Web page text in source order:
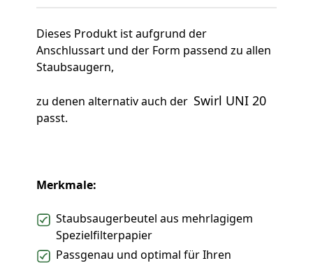
Dieses Produkt ist aufgrund der
Anschlussart und der Form passend zu allen
Staubsaugern,
zu denen alternativ auch der Swirl UNI 20
passt.
Merkmale:
Staubsaugerbeutel aus mehrlagigem
Spezielfilterpapier
Passgenau und optimal für Ihren